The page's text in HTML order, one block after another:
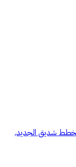
شديق الجديد,